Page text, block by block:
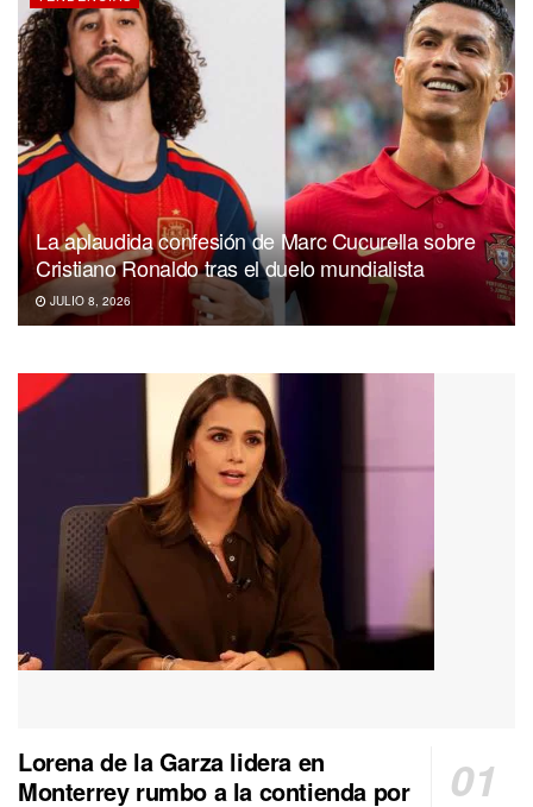
La aplaudida confesión de Marc Cucurella sobre
Cristiano Ronaldo tras el duelo mundialista
JULIO 8, 2026
Lorena de la Garza lidera en
Monterrey rumbo a la contienda por